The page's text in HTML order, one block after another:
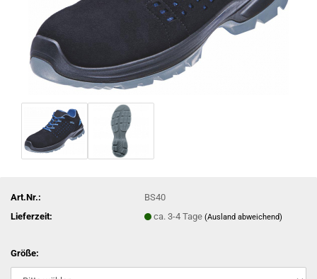
Art.Nr.:
BS40
Lieferzeit:
ca. 3-4 Tage(Ausland abweichend)
Größe: